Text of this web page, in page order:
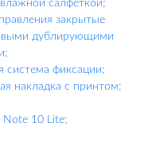
салфеткой;
закрытые
дублирующими
система фиксации;
накладка с принтом;
Note 10 Lite;